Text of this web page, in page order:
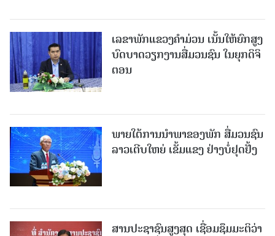
ເລຂາພັກແຂວງຄໍາມ່ວນ ເນັ້ນໃຫ້ຍົກສູງ
ບົດບາດວຽກງານສື່ມວນຊົນ ໃນຍຸກດິຈິ
ຕອນ
ພາຍໃຕ້ການນໍາພາຂອງພັກ ສື່ມວນຊົນ
ລາວເຕີບໃຫຍ່ ເຂັ້ມແຂງ ຢ່າງບໍ່ຢຸດຢັ້ງ
ສານປະຊາຊົນສູງສຸດ ເຊື່ອມຊຶມມະຕິວ່າ